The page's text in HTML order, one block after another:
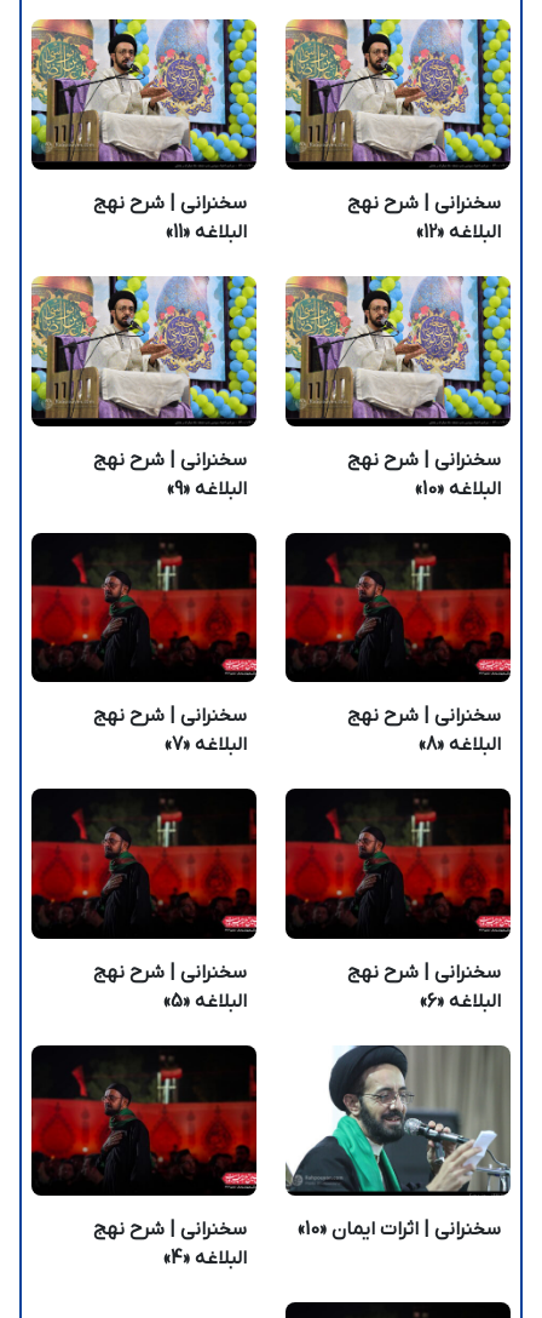
سخنرانی | شرح نهج
البلاغه «12»
سخنرانی | شرح نهج
البلاغه «11»
سخنرانی | شرح نهج
البلاغه «10»
سخنرانی | شرح نهج
البلاغه «9»
سخنرانی | شرح نهج
البلاغه «8»
سخنرانی | شرح نهج
البلاغه «7»
سخنرانی | شرح نهج
البلاغه «6»
سخنرانی | شرح نهج
البلاغه «5»
سخنرانی | اثرات ایمان «10»
سخنرانی | شرح نهج
البلاغه «4»